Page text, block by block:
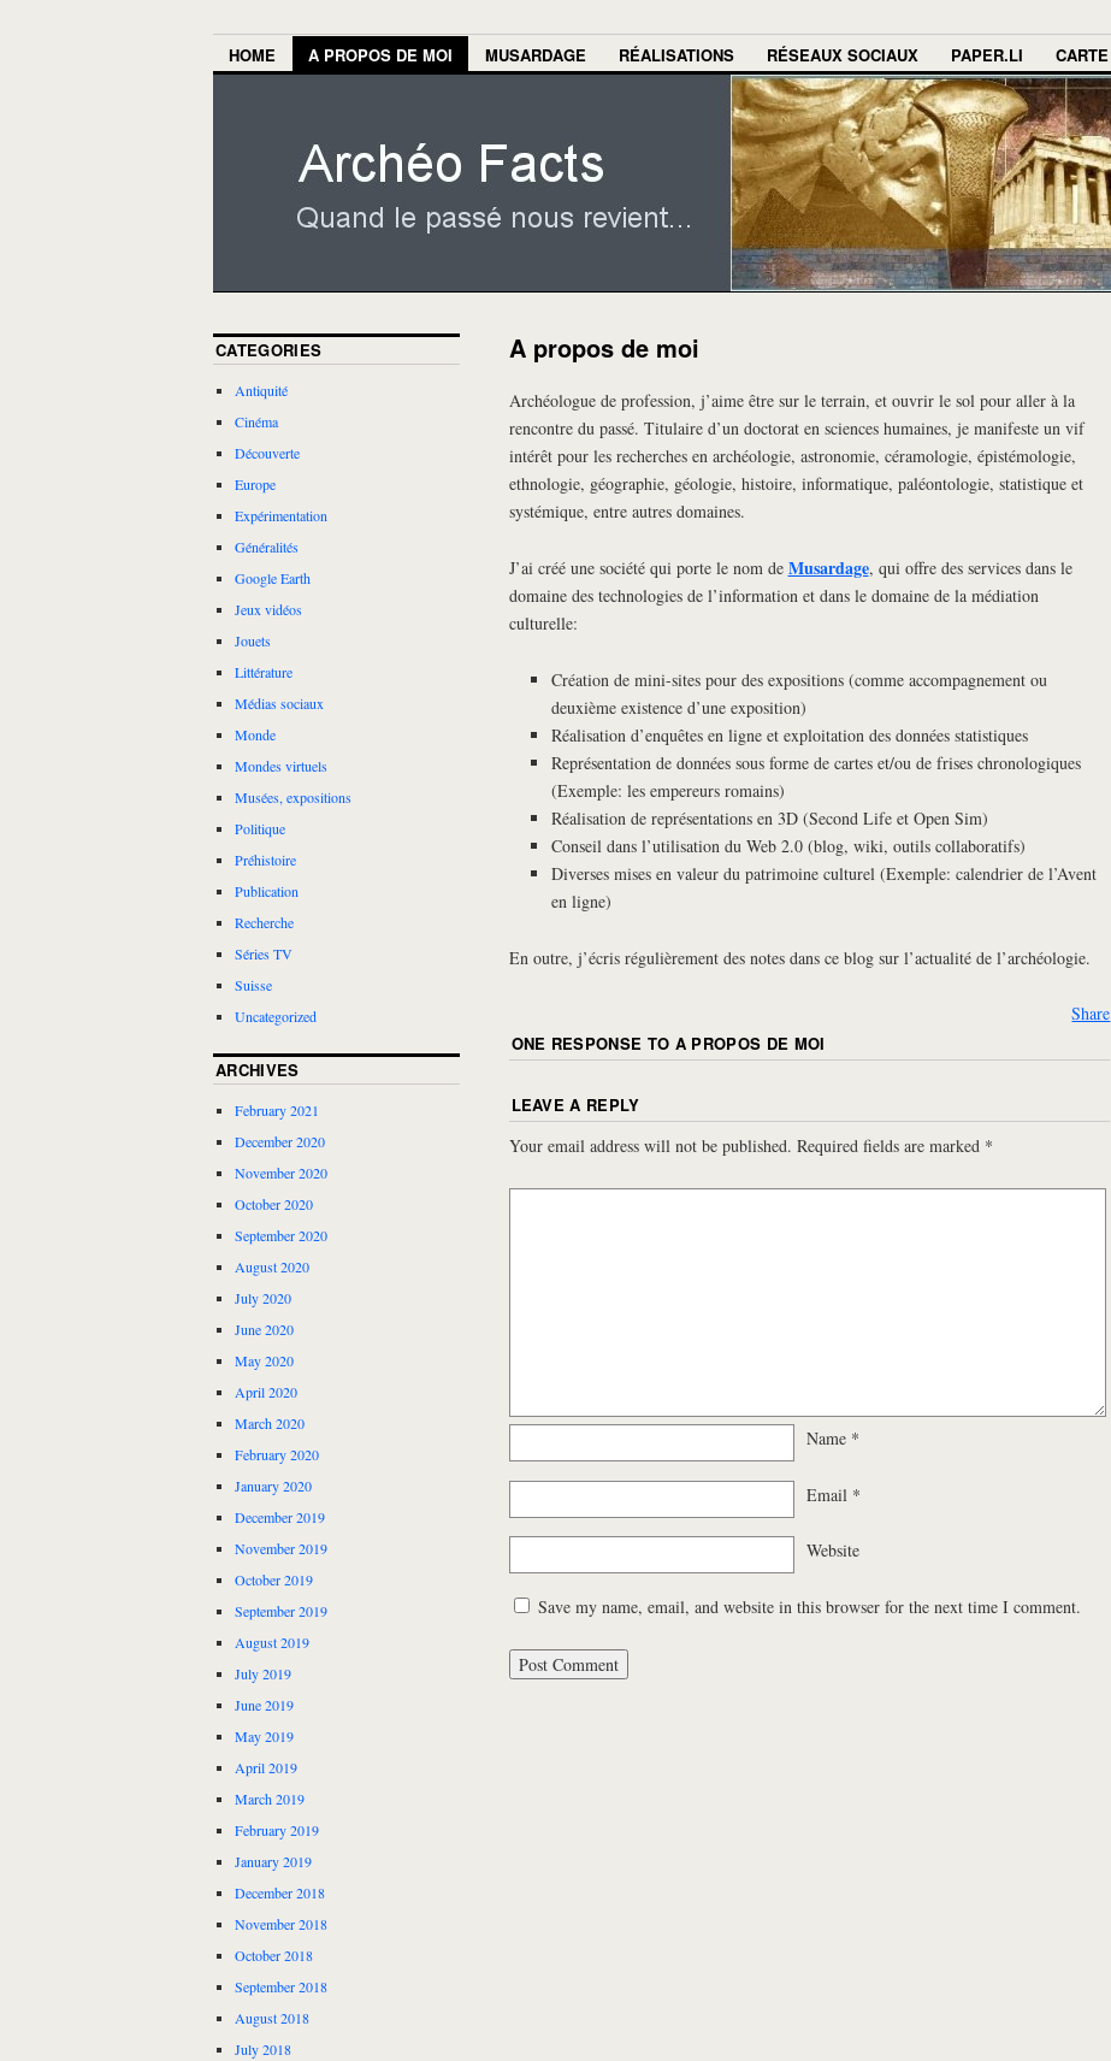
HOME A PROPOS DE MOI MUSARDAGE RÉALISATIONS RÉSEAUX SOCIAUX PAPER.LI CARTE
A propos de moi
Archéologue de profession, j’aime être sur le terrain, et ouvrir le sol pour aller à la
rencontre du passé. Titulaire d’un doctorat en sciences humaines, je manifeste un vif
intérêt pour les recherches en archéologie, astronomie, céramologie, épistémologie,
ethnologie, géographie, géologie, histoire, informatique, paléontologie, statistique et
systémique, entre autres domaines.
J’ai créé une société qui porte le nom de Musardage, qui offre des services dans le
domaine des technologies de l’information et dans le domaine de la médiation
culturelle:
Création de mini-sites pour des expositions (comme accompagnement ou
deuxième existence d’une exposition)
Réalisation d’enquêtes en ligne et exploitation des données statistiques
Représentation de données sous forme de cartes et/ou de frises chronologiques
(Exemple: les empereurs romains)
Réalisation de représentations en 3D (Second Life et Open Sim)
Conseil dans l’utilisation du Web 2.0 (blog, wiki, outils collaboratifs)
Diverses mises en valeur du patrimoine culturel (Exemple: calendrier de l’Avent
en ligne)
En outre, j’écris régulièrement des notes dans ce blog sur l’actualité de l’archéologie.
Share
ONE RESPONSE TO A PROPOS DE MOI
LEAVE A REPLY
Your email address will not be published. Required fields are marked *
Name *
Email *
Website
Save my name, email, and website in this browser for the next time I comment.
CATEGORIES
Antiquité
Cinéma
Découverte
Europe
Expérimentation
Généralités
Google Earth
Jeux vidéos
Jouets
Littérature
Médias sociaux
Monde
Mondes virtuels
Musées, expositions
Politique
Préhistoire
Publication
Recherche
Séries TV
Suisse
Uncategorized
ARCHIVES
February 2021
December 2020
November 2020
October 2020
September 2020
August 2020
July 2020
June 2020
May 2020
April 2020
March 2020
February 2020
January 2020
December 2019
November 2019
October 2019
September 2019
August 2019
July 2019
June 2019
May 2019
April 2019
March 2019
February 2019
January 2019
December 2018
November 2018
October 2018
September 2018
August 2018
July 2018